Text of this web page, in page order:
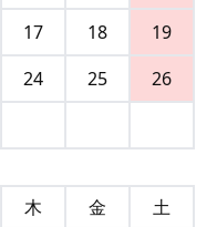
17 18
19
24 25
26
木 金
土